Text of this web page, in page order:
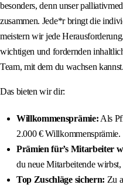
besonders, denn unser
zusammen. Jede*r bringt die
meistern wir jede
wichtigen und fordernden
Team, mit dem du wachsen kannst.
Das bieten wir dir:
Willkommensprämie: Als
2.000 € Willkommensprämie.
Prämien für’s Mitarbeiter
du neue Mitarbeitende
Top Zuschläge sichern: Zu